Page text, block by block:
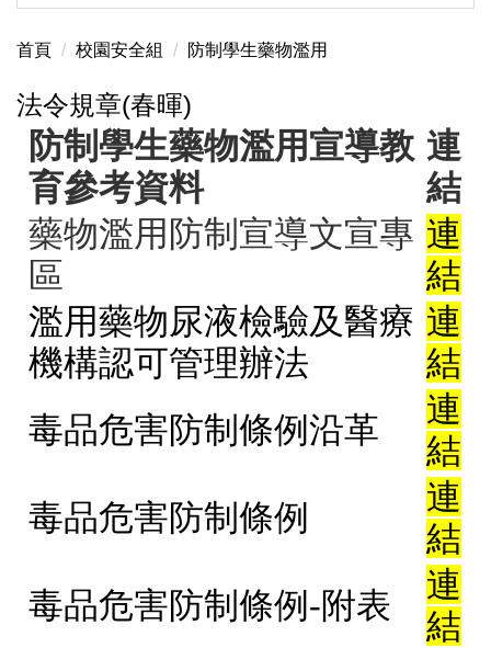
首頁 校園安全組 防制學生藥物濫用
法令規章(春暉)
防制學生藥物濫用宣導教
育參考資料
連
結
藥物濫用防制宣導文宣專
區
連
結
濫用藥物尿液檢驗及醫療
機構認可管理辦法
連
結
毒品危害防制條例沿革
連
結
毒品危害防制條例
連
結
毒品危害防制條例-附表
連
結